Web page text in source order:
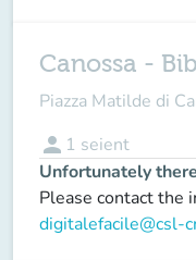
Canossa -
Piazza Matilde di
person 1 seient
Unfortunately
Please contact the
digitalefacile@csl-